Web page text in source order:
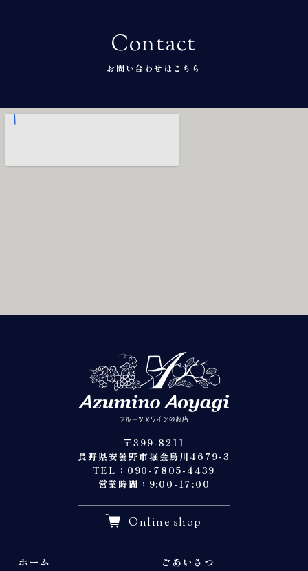
Contact
お問い合わせはこちら
〒399-8211
長野県安曇野市堀金烏川4679-3
TEL：090-7805-4439
営業時間：9:00-17:00
Online shop
ホーム ごあいさつ